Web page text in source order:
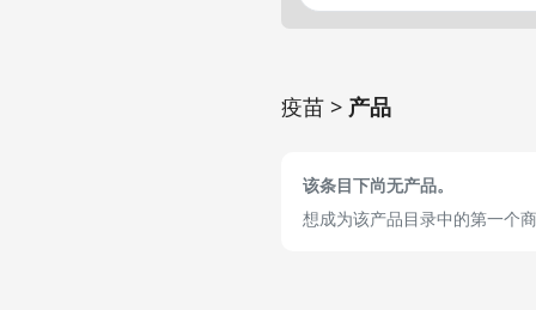
疫苗 > 产品
该条目下尚无产品。
想成为该产品目录中的第一个